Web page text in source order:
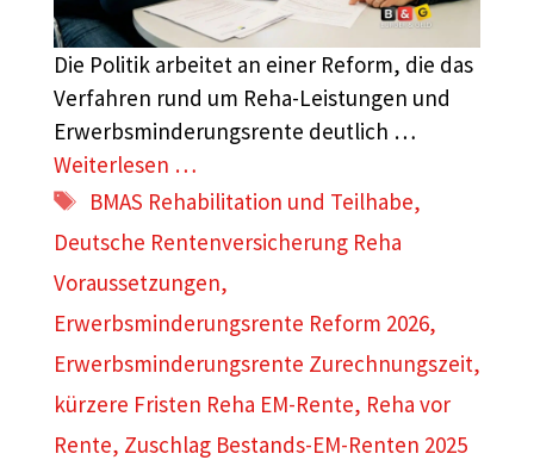
Die Politik arbeitet an einer Reform, die das
Verfahren rund um Reha-Leistungen und
Erwerbsminderungsrente deutlich …
Weiterlesen …
Schlagwörter
BMAS Rehabilitation und Teilhabe,
Deutsche Rentenversicherung Reha
Voraussetzungen,
Erwerbsminderungsrente Reform 2026,
Erwerbsminderungsrente Zurechnungszeit,
kürzere Fristen Reha EM-Rente, Reha vor
Rente, Zuschlag Bestands-EM-Renten 2025